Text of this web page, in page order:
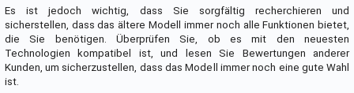
Es ist jedoch wichtig, dass Sie sorgfältig recherchieren und
sicherstellen, dass das ältere Modell immer noch alle Funktionen bietet,
die Sie benötigen. Überprüfen Sie, ob es mit den neuesten
Technologien kompatibel ist, und lesen Sie Bewertungen anderer
Kunden, um sicherzustellen, dass das Modell immer noch eine gute Wahl
ist.